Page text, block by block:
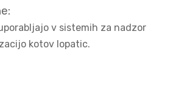
v sistemih za nadzor
kotov lopatic.